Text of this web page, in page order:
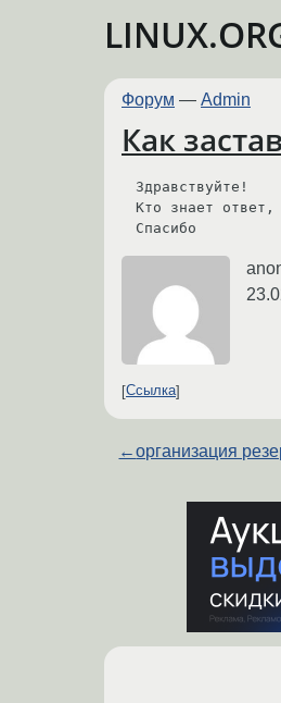
Форум — Admin
Как
Здравствуйте!
Кто знает ответ,
Спасибо
Ссылка
←организация